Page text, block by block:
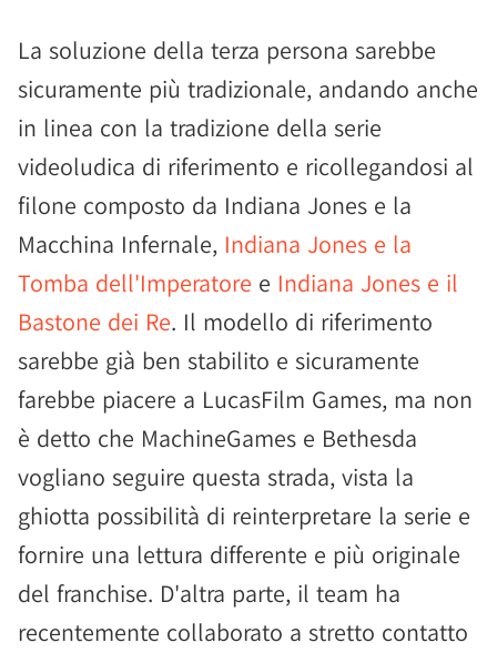
La soluzione della terza persona sarebbe
sicuramente più tradizionale, andando anche
in linea con la tradizione della serie
videoludica di riferimento e ricollegandosi al
filone composto da Indiana Jones e la
Macchina Infernale, Indiana Jones e la
Tomba dell'Imperatore e Indiana Jones e il
Bastone dei Re. Il modello di riferimento
sarebbe già ben stabilito e sicuramente
farebbe piacere a LucasFilm Games, ma non
è detto che MachineGames e Bethesda
vogliano seguire questa strada, vista la
ghiotta possibilità di reinterpretare la serie e
fornire una lettura differente e più originale
del franchise. D'altra parte, il team ha
recentemente collaborato a stretto contatto